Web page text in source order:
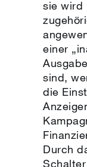
sie wird
einer
sind,
die
Durch